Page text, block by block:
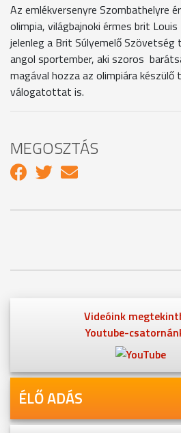
Az emlékversenyre Szombathelyre
olimpia, világbajnoki érmes brit
jelenleg a Brit Súlyemelő
angol sportember, aki szoros
magával hozza az olimpiára készülő
válogatottat is.
MEGOSZTÁS
Videóink
Youtube-
ÉLŐ ADÁS